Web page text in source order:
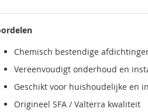
Chemisch bestendige
Vereenvoudigt onderhoud en
Geschikt voor huishoudelijke en
Origineel SFA / Valterra kwaliteit